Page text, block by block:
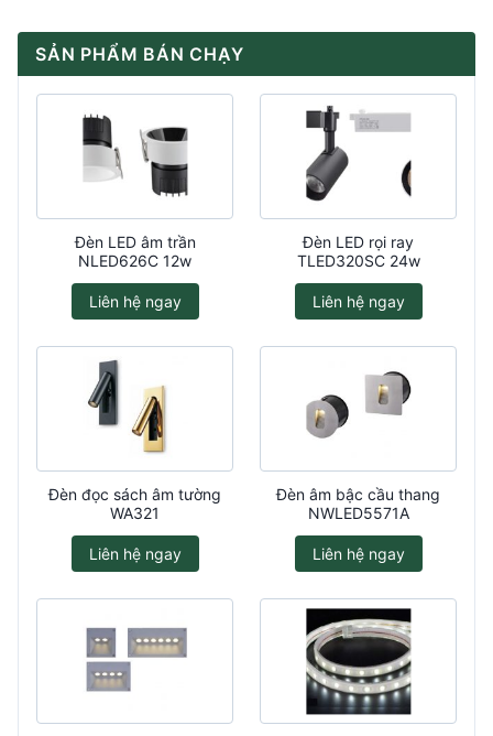
SẢN PHẨM BÁN CHẠY
Đèn LED âm trần
NLED626C 12w
Liên hệ ngay
Đèn LED rọi ray
TLED320SC 24w
Liên hệ ngay
Đèn đọc sách âm tường
WA321
Liên hệ ngay
Đèn âm bậc cầu thang
NWLED5571A
Liên hệ ngay